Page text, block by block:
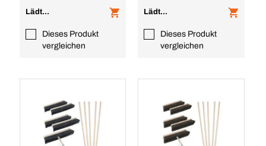
Lädt...
Dieses Produkt
vergleichen
Lädt...
Dieses Produkt
vergleichen